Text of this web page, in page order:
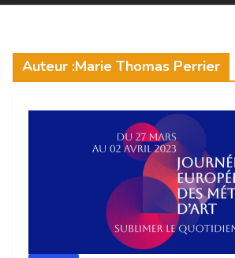
Auteur :Marie Thomas Perrier